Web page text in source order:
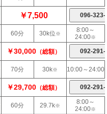
￥7,500
60分 30k位※
8:00～
24:00※
￥30,000 （総額）
70分 30k※ 10:00～24:00
￥29,700 （総額）
60分 29.7k※
8:00～
24:00※